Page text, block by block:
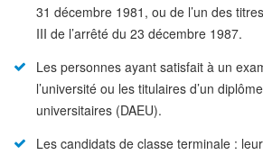
31 décembre 1981, ou de l’un des
III de l’arrêté du 23 décembre 1987.
Les personnes ayant satisfait à un
l’université ou les titulaires d’un
universitaires (DAEU).
Les candidats de classe terminale :